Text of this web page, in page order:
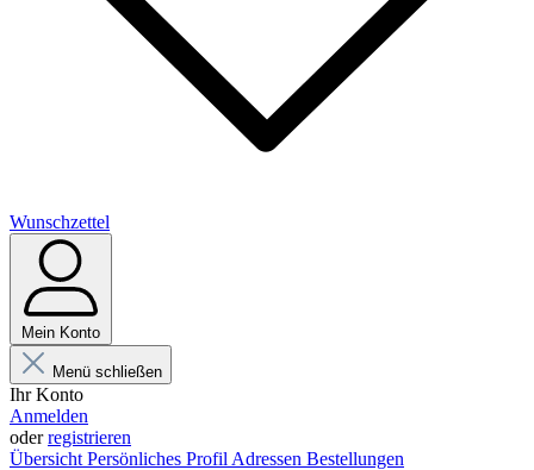
Wunschzettel
Mein Konto
Menü schließen
Ihr Konto
Anmelden
oderregistrieren
Übersicht Persönliches Profil Adressen Bestellungen